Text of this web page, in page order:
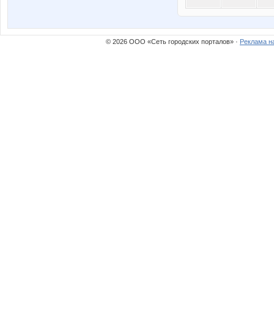
© 2026 ООО «Сеть городских порталов» · Реклама